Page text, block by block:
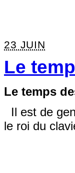
23 JUIN
Le
Le temps
Il est de
le roi du